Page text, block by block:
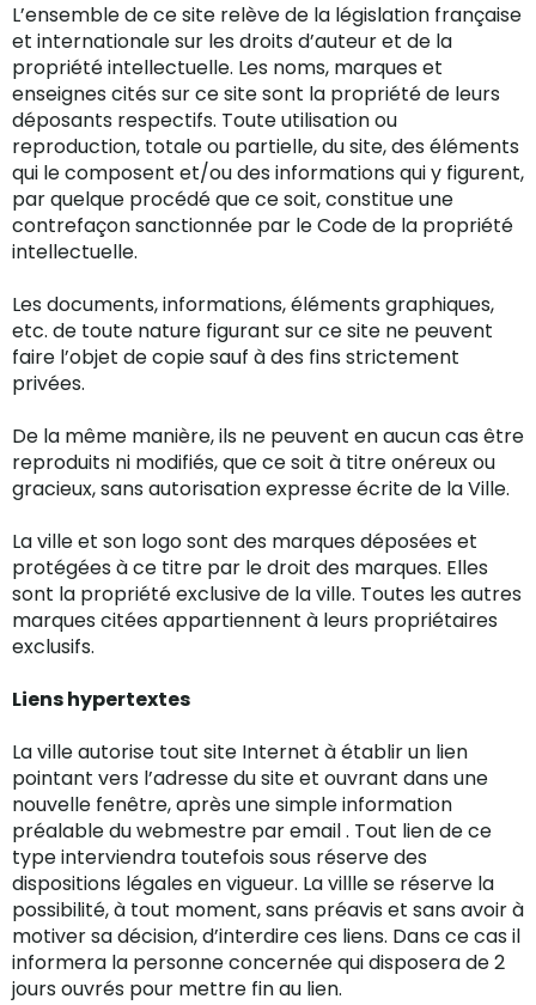
L’ensemble de ce site relève de la législation française
et internationale sur les droits d’auteur et de la
propriété intellectuelle. Les noms, marques et
enseignes cités sur ce site sont la propriété de leurs
déposants respectifs. Toute utilisation ou
reproduction, totale ou partielle, du site, des éléments
qui le composent et/ou des informations qui y figurent,
par quelque procédé que ce soit, constitue une
contrefaçon sanctionnée par le Code de la propriété
intellectuelle.
Les documents, informations, éléments graphiques,
etc. de toute nature figurant sur ce site ne peuvent
faire l’objet de copie sauf à des fins strictement
privées.
De la même manière, ils ne peuvent en aucun cas être
reproduits ni modifiés, que ce soit à titre onéreux ou
gracieux, sans autorisation expresse écrite de la Ville.
La ville et son logo sont des marques déposées et
protégées à ce titre par le droit des marques. Elles
sont la propriété exclusive de la ville. Toutes les autres
marques citées appartiennent à leurs propriétaires
exclusifs.
Liens hypertextes
La ville autorise tout site Internet à établir un lien
pointant vers l’adresse du site et ouvrant dans une
nouvelle fenêtre, après une simple information
préalable du webmestre par email . Tout lien de ce
type interviendra toutefois sous réserve des
dispositions légales en vigueur. La villle se réserve la
possibilité, à tout moment, sans préavis et sans avoir à
motiver sa décision, d’interdire ces liens. Dans ce cas il
informera la personne concernée qui disposera de 2
jours ouvrés pour mettre fin au lien.